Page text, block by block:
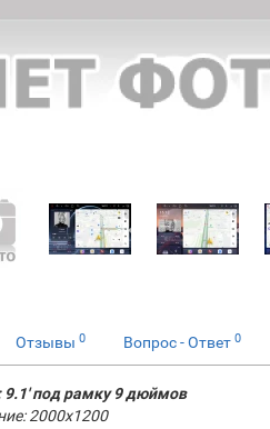
Отзывы 0 Вопрос - Ответ 0
9.1' под рамку 9 дюймов
2000x1200